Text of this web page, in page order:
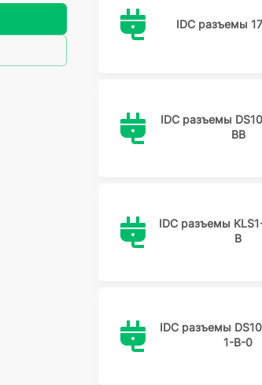
IDC разъемы
IDC разъемы
BB
IDC разъемы
B
IDC разъемы
1-B-0